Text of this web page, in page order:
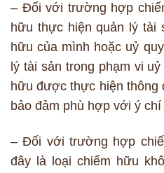
– Đối với trường hợp
hữu thực hiện quản lý tài
hữu của mình hoặc uỷ
lý tài sản trong phạm vi
hữu được thực hiện thông
bảo đảm phù hợp với ý
– Đối với trường hợp
đây là loại chiếm hữu